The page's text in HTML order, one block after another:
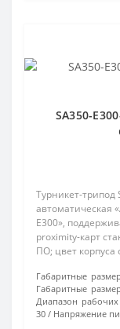
SA350-
Турникет-трипод
автоматическая
Е300»,
proximity-карт
ПО; цвет корпуса
Габаритные
Габаритные
Диапазон рабочих
30
Напряжение